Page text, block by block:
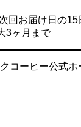
回お届け日の
3ヶ月まで
コーヒー公式ホ